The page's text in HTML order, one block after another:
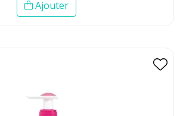
Ajouter